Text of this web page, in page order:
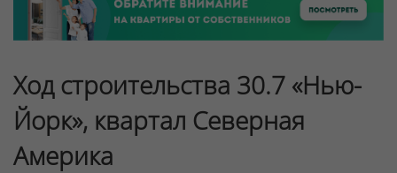
Ход строительства 30.7 «Нью-
Йорк», квартал Северная
Америка